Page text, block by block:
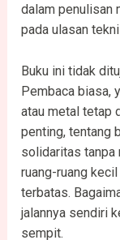
dalam penulisan
pada ulasan
Buku ini tidak
Pembaca biasa,
atau metal tetap
penting, tentang
solidaritas tanpa
ruang-ruang
terbatas.
jalannya sendiri
sempit.